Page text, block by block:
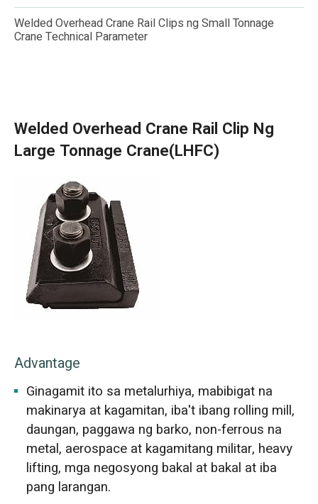
Welded Overhead Crane Rail Clips ng Small Tonnage
Crane Technical Parameter
Welded Overhead Crane Rail Clip Ng
Large Tonnage Crane(LHFC)
Advantage
Ginagamit ito sa metalurhiya, mabibigat na
makinarya at kagamitan, iba't ibang rolling mill,
daungan, paggawa ng barko, non-ferrous na
metal, aerospace at kagamitang militar, heavy
lifting, mga negosyong bakal at bakal at iba
pang larangan.